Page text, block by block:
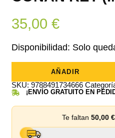
35,00 €
Disponibilidad: Solo
01
cantidad
AÑADIR
SKU: 9788491734666
¡ENVÍO GRATUITO EN
Te faltan 50,00 €